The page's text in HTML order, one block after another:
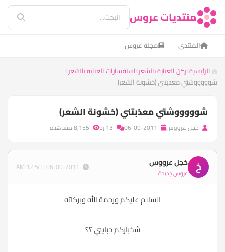
منتديات عروس
المنتدى مجلة عروس
الرئيسية ركن العناية بالشعر استفسارات العناية بالشعر
شوووووشتي معذبتني (خشونة الشعر)
شوووووشتي معذبتني (خشونة الشعر)
خجل عرووس
خ خجل عرووس
عروس جديدة
السلام عليكم ورحمة الله وبركاته
شخباركم حبايبي ؟؟